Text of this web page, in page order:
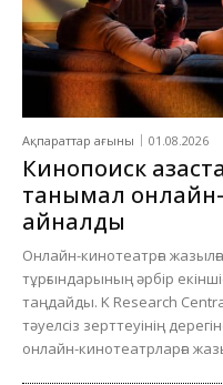
Ақпараттар ағыны 01.08.2026
Кинопоиск
танымал
айналды
Онлайн-кинотеатрға
тұрғындарының әрбір
таңдайды. K Research
тәуелсіз зерттеуінің
онлайн-кинотеатрларға